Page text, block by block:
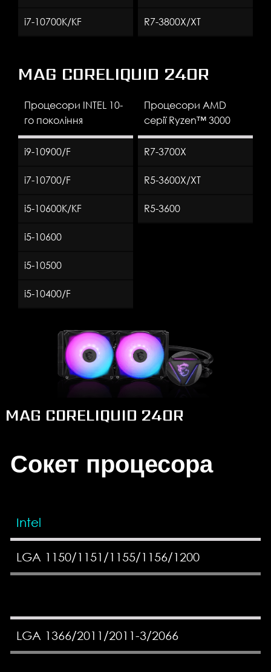
i7-10700K/KF R7-3800X/XT
MAG CORELIQUID 240R
Процесори INTEL 10-
го покоління
i9-10900/F
i7-10700/F
i5-10600K/KF
i5-10600
i5-10500
i5-10400/F
Процесори AMD
серії Ryzen™ 3000
R7-3700X
R5-3600X/XT
R5-3600
MAG CORELIQUID 240R
Сокет процесора
Intel
LGA 1150/1151/1155/1156/1200
LGA 1366/2011/2011-3/2066